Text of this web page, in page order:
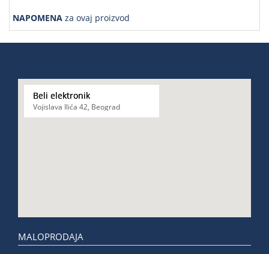
NAPOMENA za ovaj proizvod
Beli elektronik
Vojislava Ilića 42, Beograd
MALOPRODAJA